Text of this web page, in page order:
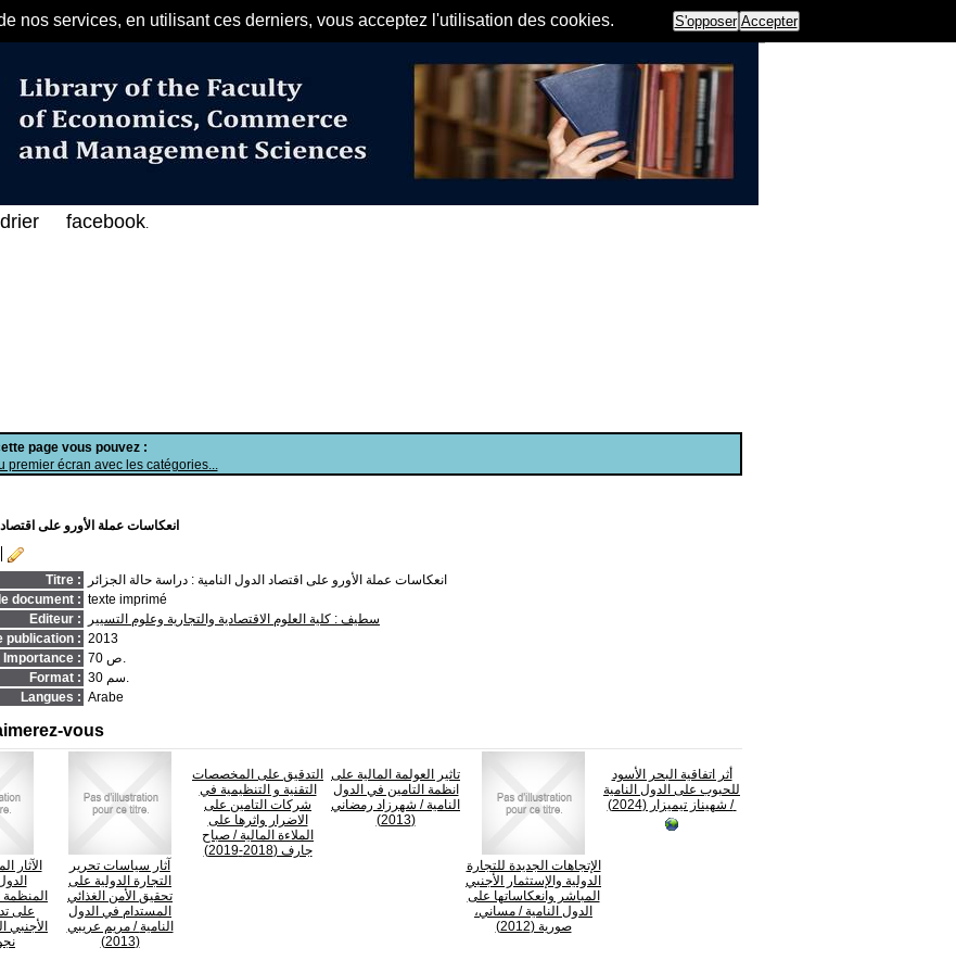
nos services, en utilisant ces derniers, vous acceptez l'utilisation des cookies. S'opposer Accepter
مرحبا بكم في الفهرس الإلكتروني
page vous pouvez :
premier écran avec les catégories...
انعكاسات عملة الأورو على اقتصاد
Titre :
انعكاسات عملة الأورو على اقتصاد الدول النامية : دراسة حالة الجزائر
document : texte imprimé
Editeur :
سطيف : كلية العلوم الاقتصادية والتجارية وعلوم التسيير
publication : 2013
Importance :
70 ص.
Format :
30 سم.
Langues : Arabe
vous
الآثار
المنظمة
على
الأجنبي
آثار سياسات تحرير
التجارة الدولية على
تحقيق الأمن الغذائي
المستدام في الدول
النامية/ مريم عريبي
(2013)
التدقيق على المخصصات
التقنية و التنظيمية في
شركات التامين على
الاضرار واثرها على
الملاءة المالية/ صباح
جارف (2018-2019)
تاثير العولمة المالية على
انظمة التامين في الدول
النامية/ شهرزاد رمضاني
(2013)
الإتجاهات الجديدة للتجارة
الدولية والإستثمار الأجنبي
المباشر وانعكاساتها على
الدول النامية/ مساني،
صورية (2012)
أثر اتفاقية البحر الأسود
للحبوب على الدول النامية
/ شهيناز تيميزار (2024)
facebook.